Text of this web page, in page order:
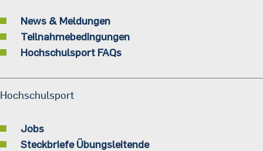
News & Meldungen
Teilnahmebedingungen
Hochschulsport FAQs
Hochschulsport
Jobs
Steckbriefe Übungsleitende